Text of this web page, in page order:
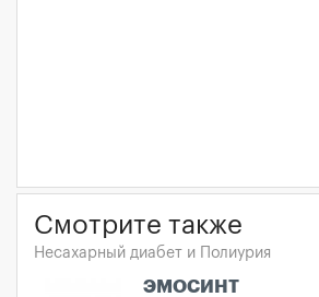
Смотрите также
Несахарный диабет и Полиурия
ЭМОСИНТ